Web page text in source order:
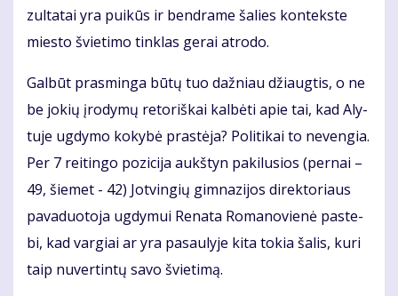
zul­ta­tai yra pui­kūs ir ben­dra­me ša­lies kon­teks­te
mies­to švie­ti­mo tin­klas ge­rai at­ro­do.
Gal­būt pras­min­ga bū­tų tuo daž­niau džiaug­tis, o ne
be jo­kių įro­dy­mų re­to­riš­kai kal­bė­ti apie tai, kad Aly­
tu­je ug­dy­mo ko­ky­bė pra­stė­ja? Po­li­ti­kai to ne­ven­gia.
Per 7 rei­tin­go po­zi­ci­ja aukš­tyn pa­ki­lu­sios (per­nai –
49, šie­met - 42) Jot­vin­gių gim­na­zi­jos direktoriaus
pa­va­duo­to­ja ug­dy­mui Re­na­ta Ro­ma­no­vie­nė pa­ste­
bi, kad var­giai ar yra pa­sau­ly­je ki­ta to­kia ša­lis, ku­ri
taip nu­ver­tin­tų sa­vo švie­ti­mą.